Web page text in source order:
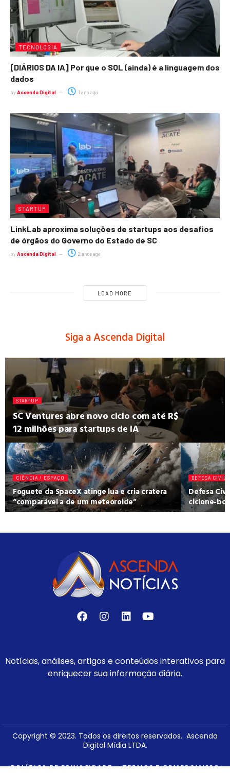
TECNOLOGIA
[DIÁRIOS DA IA] Por que o SQL (ainda) é a linguagem dos
dados
by Ascenda Digital 1 ano ago
STARTUP
LinkLab aproxima soluções de startups aos desafios
de órgãos do Governo do Estado de SC
by Ascenda Digital 2 anos ago
LOAD MORE
Siga a Ascenda Digital
STARTUP
SC Ventures abre novo ciclo com até R$
12 milhões para startups de IA
CIÊNCIA / ESPAÇO
Foguete da SpaceX atinge lua e cria cratera
“comparável a de um meteoroide”
DEFESA CIVIL
Defesa
ciclone-
Notícias, análises, artigos e conteúdos interativos para
enriquecer sua informação diária.
Copyright © 2023. Todos os direitos reservados. Ascenda
Digital Mídia LTDA.
POLÍTICA DE PRIVACIDADE TERMOS E COMPROMISSO